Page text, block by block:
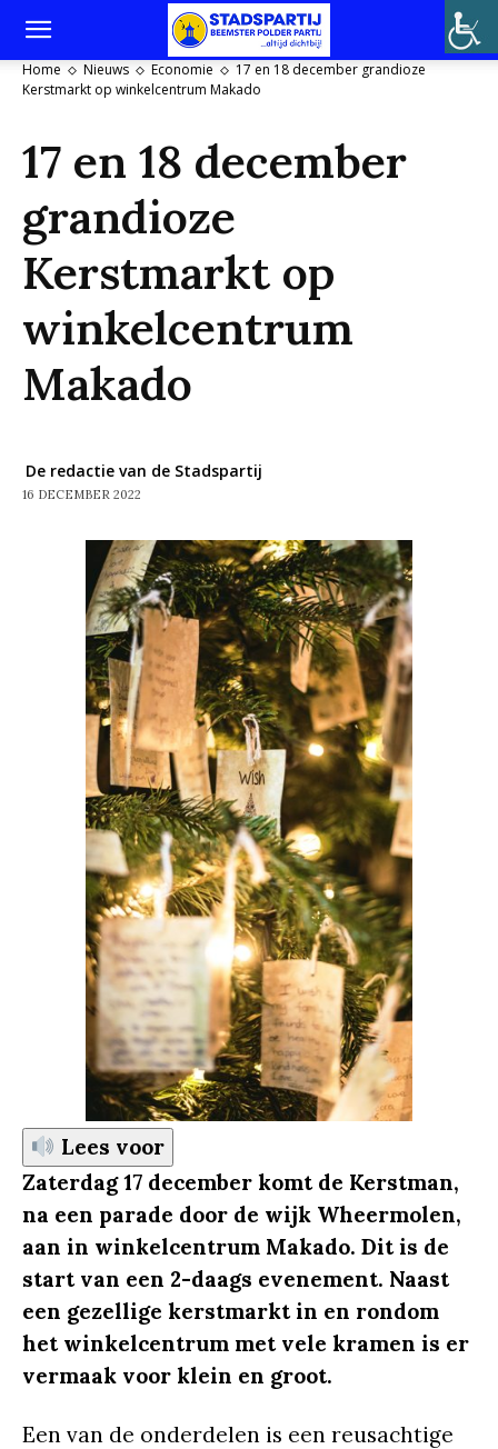
Home Nieuws Economie
17 en 18 december grandioze
Kerstmarkt op winkelcentrum Makado
17 en 18 december
grandioze
Kerstmarkt op
winkelcentrum
Makado
De redactie van de Stadspartij
16 DECEMBER 2022
Lees voor
Zaterdag 17 december komt de Kerstman,
na een parade door de wijk Wheermolen,
aan in winkelcentrum Makado. Dit is de
start van een 2-daags evenement. Naast
een gezellige kerstmarkt in en rondom
het winkelcentrum met vele kramen is er
vermaak voor klein en groot.
Een van de onderdelen is een reusachtige